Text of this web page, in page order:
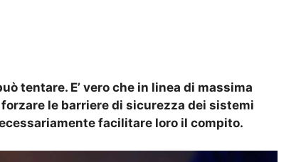
tentare. E’ vero che in linea di massima
le barriere di sicurezza dei sistemi
facilitare loro il compito.